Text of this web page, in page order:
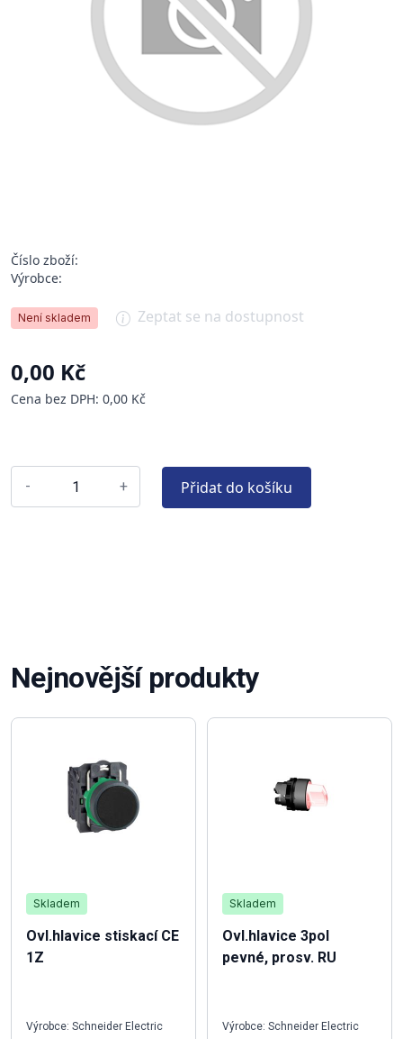
Číslo zboží:
Výrobce:
Není skladem Zeptat se na dostupnost
0,00 Kč
Cena bez DPH: 0,00 Kč
- + Přidat do košíku
Nejnovější produkty
Skladem
Ovl.hlavice stiskací CE
1Z
Výrobce: Schneider Electric
Skladem
Ovl.hlavice 3pol
pevné, prosv. RU
Výrobce: Schneider Electric